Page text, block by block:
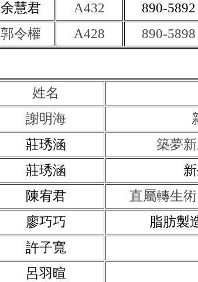
余慧君
A432 890-5892
郭令權
A428 890-5898
姓名
謝明海
莊琇涵
築夢
莊琇涵
陳宥君
直屬轉生
廖巧巧
脂肪製
許子寬
呂羽暄